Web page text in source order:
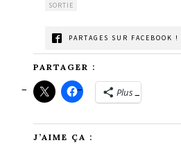
SORTIE
PARTAGES SUR FACEBOOK !
PARTAGER :
Plus
J’AIME ÇA :